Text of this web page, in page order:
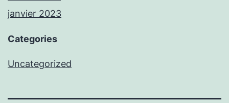
janvier 2023
Categories
Uncategorized